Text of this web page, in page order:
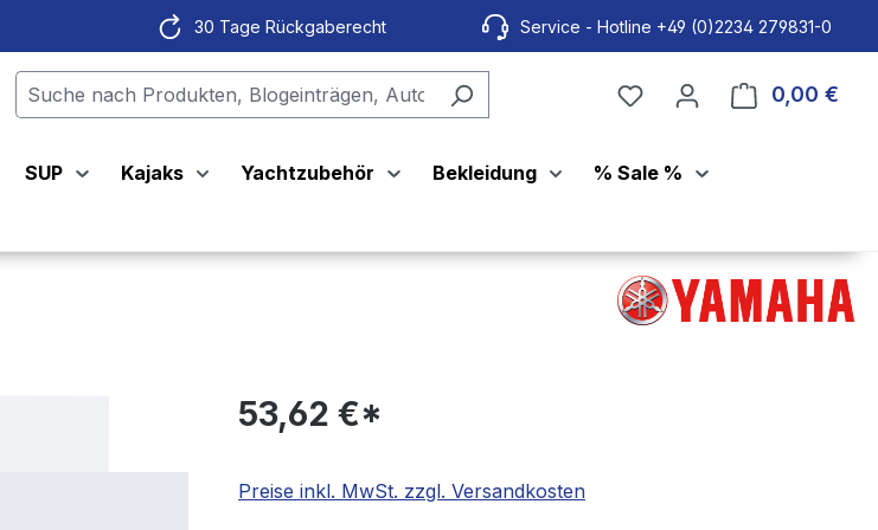
30 Tage Rückgaberecht Service - Hotline +49 (0)2234 279831-0
0,00 €
SUP Kajaks Yachtzubehör Bekleidung % Sale %
53,62 €*
Preise inkl. MwSt. zzgl. Versandkosten